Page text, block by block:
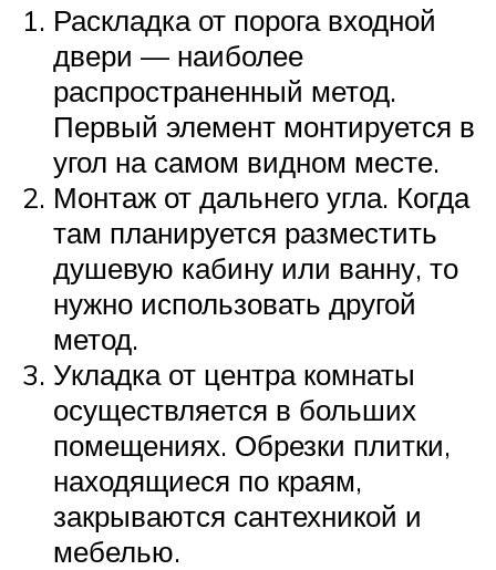
Раскладка от порога входной
двери — наиболее
распространенный метод.
Первый элемент монтируется в
угол на самом видном месте.
Монтаж от дальнего угла. Когда
там планируется разместить
душевую кабину или ванну, то
нужно использовать другой
метод.
Укладка от центра комнаты
осуществляется в больших
помещениях. Обрезки плитки,
находящиеся по краям,
закрываются сантехникой и
мебелью.